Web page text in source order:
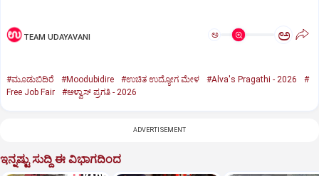
TEAM UDAYAVANI ಅ ಅ
#ಮೂಡುಬಿದಿರೆ #Moodubidire #ಉಚಿತ ಉದ್ಯೋಗ ಮೇಳ #Alva's Pragathi - 2026
#
Free Job Fair
#ಆಳ್ವಾಸ್‌ ಪ್ರಗತಿ - 2026
ADVERTISEMENT
ಇನ್ನಷ್ಟು ಸುದ್ದಿ ಈ ವಿಭಾಗದಿಂದ